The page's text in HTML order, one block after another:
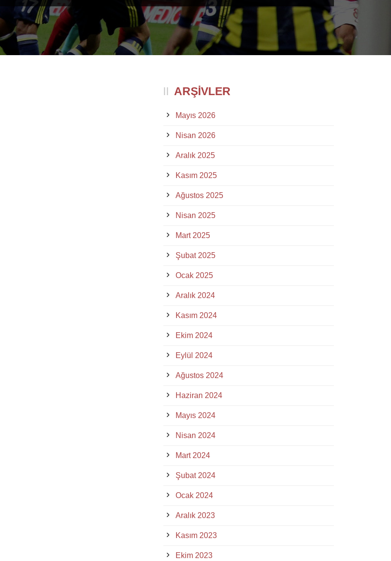
ARŞIVLER
Mayıs 2026
Nisan 2026
Aralık 2025
Kasım 2025
Ağustos 2025
Nisan 2025
Mart 2025
Şubat 2025
Ocak 2025
Aralık 2024
Kasım 2024
Ekim 2024
Eylül 2024
Ağustos 2024
Haziran 2024
Mayıs 2024
Nisan 2024
Mart 2024
Şubat 2024
Ocak 2024
Aralık 2023
Kasım 2023
Ekim 2023